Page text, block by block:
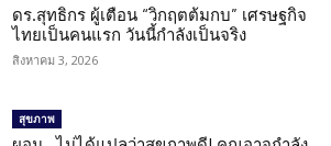
ดร.สุทธิกร ผู้เตือน “วิกฤตต้มกบ” เศรษฐกิจ
ไทยเป็นคนแรก วันนี้กำลังเป็นจริง
สิงหาคม 3, 2026
สุขภาพ